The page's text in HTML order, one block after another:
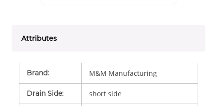
Attributes
Brand: M&M Manufacturing
Drain Side: short side